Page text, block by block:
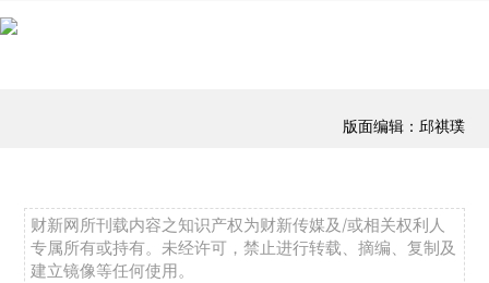
版面编辑：邱祺璞
财新网所刊载内容之知识产权为财新传媒及/或相关权利人
专属所有或持有。未经许可，禁止进行转载、摘编、复制及
建立镜像等任何使用。